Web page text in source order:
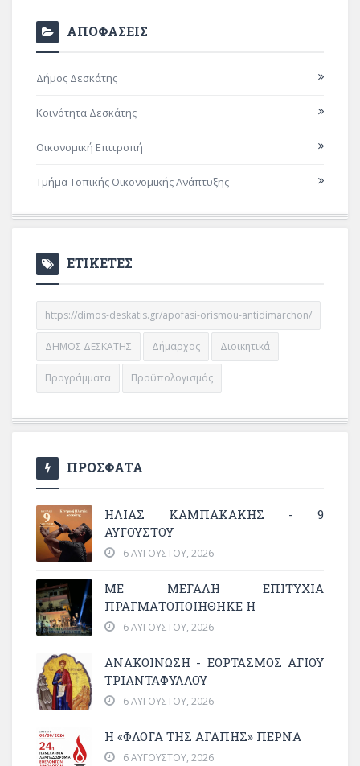
ΑΠΟΦΑΣΕΙΣ
Δήμος Δεσκάτης
Κοινότητα Δεσκάτης
Οικονομική Επιτροπή
Τμήμα Τοπικής Οικονομικής Ανάπτυξης
ΕΤΙΚΕΤΕΣ
https://dimos-deskatis.gr/apofasi-orismou-antidimarchon/
ΔΗΜΟΣ ΔΕΣΚΑΤΗΣ Δήμαρχος Διοικητικά
Προγράμματα Προϋπολογισμός
ΠΡΟΣΦΑΤΑ
ΗΛΙΑΣ ΚΑΜΠΑΚΑΚΗΣ - 9
ΑΥΓΟΥΣΤΟΥ
6 ΑΥΓΟΎΣΤΟΥ, 2026
ΜΕ ΜΕΓΆΛΗ ΕΠΙΤΥΧΊΑ
ΠΡΑΓΜΑΤΟΠΟΙΉΘΗΚΕ Η
6 ΑΥΓΟΎΣΤΟΥ, 2026
ΑΝΑΚΟΙΝΩΣΗ - ΕΟΡΤΑΣΜΟΣ ΑΓΙΟΥ
ΤΡΙΑΝΤΑΦΥΛΛΟΥ
6 ΑΥΓΟΎΣΤΟΥ, 2026
Η «ΦΛΌΓΑ ΤΗΣ ΑΓΆΠΗΣ» ΠΕΡΝΆ
6 ΑΥΓΟΎΣΤΟΥ, 2026